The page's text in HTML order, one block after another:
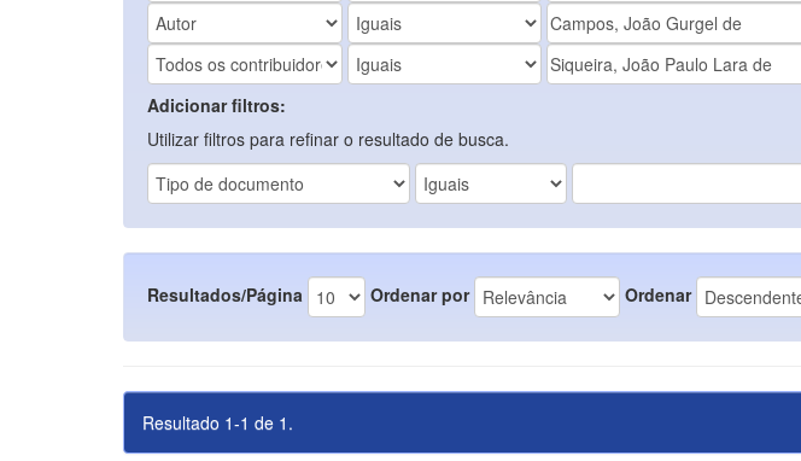
Adicionar filtros:
Utilizar filtros para refinar o resultado de busca.
Resultados/Página Ordenar por Ordenar
Resultado 1-1 de 1.